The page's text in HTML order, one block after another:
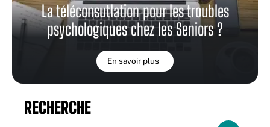
La téléconsutlation pour les troubles
psychologiques chez les Seniors ?
En savoir plus
RECHERCHE